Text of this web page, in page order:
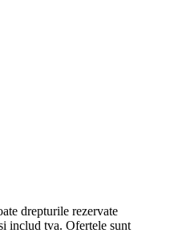
drepturile rezervate
includ tva. Ofertele sunt